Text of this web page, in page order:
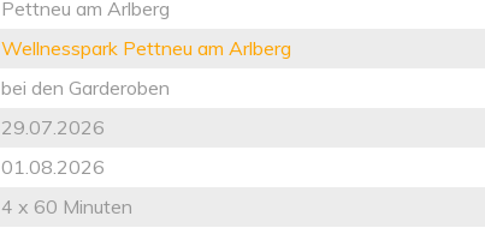
Pettneu am Arlberg
Wellnesspark Pettneu am Arlberg
bei den Garderoben
29.07.2026
01.08.2026
4 x 60 Minuten